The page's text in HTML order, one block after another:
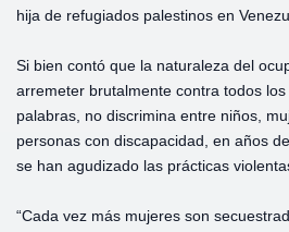
hija de refugiados palestinos en
Si bien contó que la naturaleza del
arremeter brutalmente contra todos
palabras, no discrimina entre niños,
personas con discapacidad, en años
se han agudizado las prácticas
“Cada vez más mujeres son